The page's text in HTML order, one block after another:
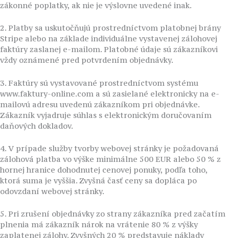
zákonné poplatky, ak nie je výslovne uvedené inak.
2. Platby sa uskutočňujú prostredníctvom platobnej brány
Stripe alebo na základe individuálne vystavenej zálohovej
faktúry zaslanej e-mailom. Platobné údaje sú zákazníkovi
vždy oznámené pred potvrdením objednávky.
3. Faktúry sú vystavované prostredníctvom systému
www.faktury-online.com a sú zasielané elektronicky na e-
mailovú adresu uvedenú zákazníkom pri objednávke.
Zákazník vyjadruje súhlas s elektronickým doručovaním
daňových dokladov.
4. V prípade služby tvorby webovej stránky je požadovaná
zálohová platba vo výške minimálne 500 EUR alebo 50 % z
hornej hranice dohodnutej cenovej ponuky, podľa toho,
ktorá suma je vyššia. Zvyšná časť ceny sa dopláca po
odovzdaní webovej stránky.
5. Pri zrušení objednávky zo strany zákazníka pred začatím
plnenia má zákazník nárok na vrátenie 80 % z výšky
zaplatenej zálohy. Zvyšných 20 % predstavuje náklady